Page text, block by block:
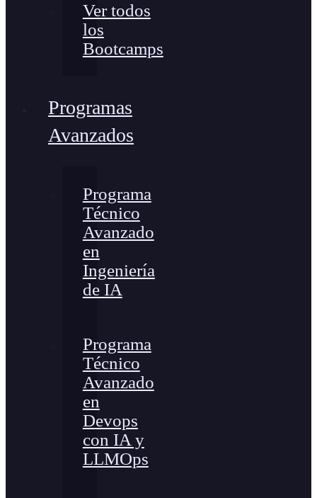
Ver todos
los
Bootcamps
Programas
Avanzados
Programa
Técnico
Avanzado
en
Ingeniería
de IA
Programa
Técnico
Avanzado
en
Devops
con IA y
LLMOps